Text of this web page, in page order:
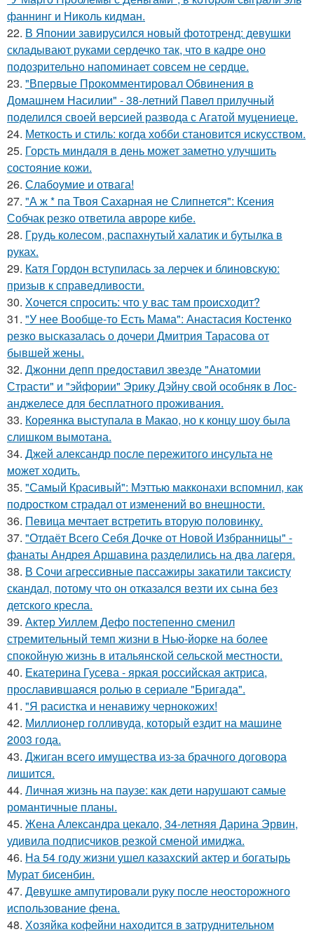
фаннинг и Николь кидман.
22. В Японии завирусился новый фототренд: девушки
складывают руками сердечко так, что в кадре оно
подозрительно напоминает совсем не сердце.
23. "Впервые Прокомментировал Обвинения в
Домашнем Насилии" - 38-летний Павел прилучный
поделился своей версией развода с Агатой муцениеце.
24. Меткость и стиль: когда хобби становится искусством.
25. Горсть миндаля в день может заметно улучшить
состояние кожи.
26. Слабоумие и отвага!
27. "А ж * па Твоя Сахарная не Слипнется": Ксения
Собчак резко ответила авроре кибе.
28. Гpyдь колесом, распахнутый халатик и бутылка в
руках.
29. Катя Гордон вступилась за лерчек и блиновскую:
призыв к справедливости.
30. Хочется спросить: что у вас там происходит?
31. "У нее Вообще-то Есть Мама": Анастасия Костенко
резко высказалась о дочери Дмитрия Тарасова от
бывшей жены.
32. Джонни депп предоставил звезде "Анатомии
Страсти" и "эйфории" Эрику Дэйну свой особняк в Лос-
анджелесе для бесплатного проживания.
33. Кореянка выступала в Макао, но к концу шоу была
слишком вымотана.
34. Джей александр после пережитого инсульта не
может ходить.
35. "Самый Красивый": Мэттью макконахи вспомнил, как
подростком страдал от изменений во внешности.
36. Певица мечтает встретить вторую половинку.
37. "Отдаёт Всего Себя Дочке от Новой Избранницы" -
фанаты Андрея Аршавина разделились на два лагеря.
38. В Сочи агрессивные пассажиры закатили таксисту
скандал, потому что он отказался везти их сына без
детского кресла.
39. Актер Уиллем Дефо постепенно сменил
стремительный темп жизни в Нью-йорке на более
спокойную жизнь в итальянской сельской местности.
40. Екатерина Гусева - яркая российская актриса,
прославившаяся ролью в сериале "Бригада".
41. "Я расистка и ненавижу чернокожих!
42. Миллионер голливуда, который ездит на машине
2003 года.
43. Джиган всего имущества из-за брачного договора
лишится.
44. Личная жизнь на паузе: как дети нарушают самые
романтичные планы.
45. Жена Александра цекало, 34-летняя Дарина Эрвин,
удивила подписчиков резкой сменой имиджа.
46. На 54 году жизни ушел казахский актер и богатырь
Мурат бисенбин.
47. Девушке ампутировали руку после неосторожного
использование фена.
48. Хозяйка кофейни находится в затруднительном